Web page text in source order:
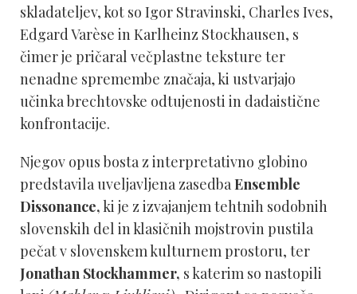
skladateljev, kot so Igor Stravinski, Charles Ives,
Edgard Varèse in Karlheinz Stockhausen, s
čimer je pričaral večplastne teksture ter
nenadne spremembe značaja, ki ustvarjajo
učinka brechtovske odtujenosti in dadaistične
konfrontacije.
Njegov opus bosta z interpretativno globino
predstavila uveljavljena zasedba Ensemble
Dissonance,ki je z izvajanjem tehtnih sodobnih
slovenskih del in klasičnih mojstrovin pustila
pečat v slovenskem kulturnem prostoru, ter
Jonathan Stockhammer, s katerim so nastopili